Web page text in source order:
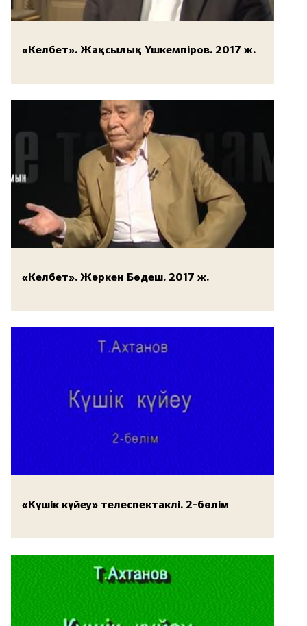
«Келбет». Жақсылық Үшкемпіров. 2017 ж.
«Келбет». Жәркен Бөдеш. 2017 ж.
«Күшік күйеу» телеспектаклі. 2-бөлім